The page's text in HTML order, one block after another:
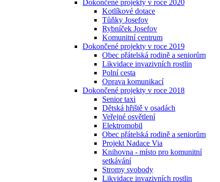
Dokončené projekty v roce 2020
Kotlíkové dotace
Tůňky Josefov
Rybníček Josefov
Komunitní centrum
Dokončené projekty v roce 2019
Obec přátelská rodině a seniorům
Likvidace invazivních rostlin
Polní cesta
Oprava komunikací
Dokončené projekty v roce 2018
Senior taxi
Dětská hřiště v osadách
Veřejné osvětlení
Elektromobil
Obec přátelská rodině a seniorům
Projekt Nadace Via
Knihovna - místo pro komunitní
setkávání
Stromy svobody
Likvidace invazivních rostlin